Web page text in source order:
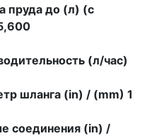
пруда до (л) (c
(л/час)
шланга (in) / (mm) 1
соединения (in) /